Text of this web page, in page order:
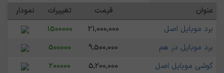
عنوان
قیمت تغییرات
نمودار
برد موبایل اصل
21,000,000
1500000
برد موبایل در هم
9,500,000
500000
گوشی موبایل اصل
5,200,000
200000